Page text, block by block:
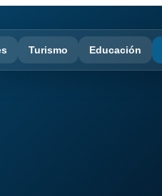
Turismo Educación